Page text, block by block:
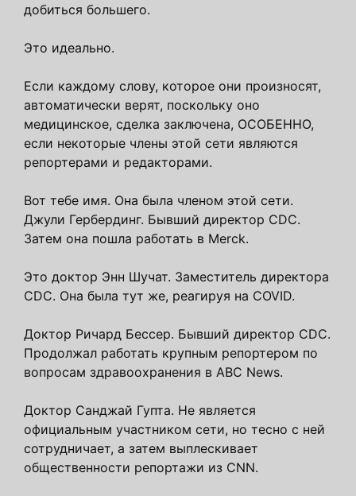
добиться большего.
Это идеально.
Если каждому слову, которое они произносят,
автоматически верят, поскольку оно
медицинское, сделка заключена, ОСОБЕННО,
если некоторые члены этой сети являются
репортерами и редакторами.
Вот тебе имя. Она была членом этой сети.
Джули Гербердинг. Бывший директор CDC.
Затем она пошла работать в Merck.
Это доктор Энн Шучат. Заместитель директора
CDC. Она была тут же, реагируя на COVID.
Доктор Ричард Бессер. Бывший директор CDC.
Продолжал работать крупным репортером по
вопросам здравоохранения в ABC News.
Доктор Санджай Гупта. Не является
официальным участником сети, но тесно с ней
сотрудничает, а затем выплескивает
общественности репортажи из CNN.